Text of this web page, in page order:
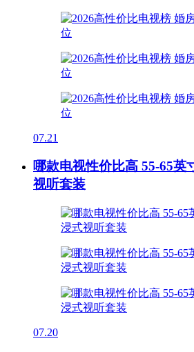
07.21
哪款电视性价比高 55-65英
视听套装
07.20